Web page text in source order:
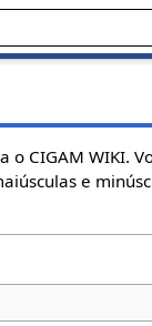
CIGAM WIKI.
e